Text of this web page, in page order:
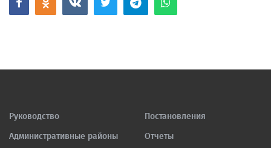
Руководство
Административные районы
Постановления
Отчеты